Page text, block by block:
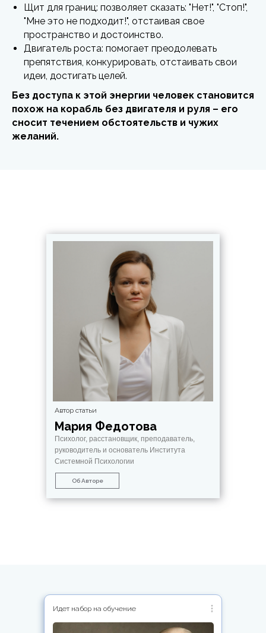
Щит для границ: позволяет сказать: "Нет!", "Стоп!",
"Мне это не подходит!", отстаивая свое
пространство и достоинство.
Двигатель роста: помогает преодолевать
препятствия, конкурировать, отстаивать свои
идеи, достигать целей.
Без доступа к этой энергии человек становится
похож на корабль без двигателя и руля – его
сносит течением обстоятельств и чужих
желаний.
Психолог, расстановщик, преподаватель,
руководитель и основатель Института
Системной Психологии
Автор статьи
Мария Федотова
Об Авторе
Идет набор на обучение